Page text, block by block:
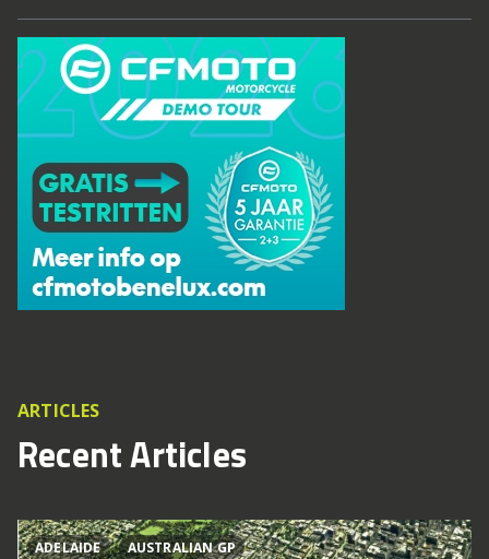
ARTICLES
Recent Articles
ADELAIDE AUSTRALIAN GP